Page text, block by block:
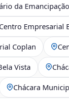
da Emancipação
Centro Empresarial
Coplan
Vista
Chácara